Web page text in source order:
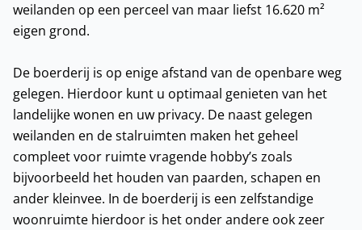
weilanden op een perceel van maar liefst 16.620 m²
eigen grond.
De boerderij is op enige afstand van de openbare weg
gelegen. Hierdoor kunt u optimaal genieten van het
landelijke wonen en uw privacy. De naast gelegen
weilanden en de stalruimten maken het geheel
compleet voor ruimte vragende hobby’s zoals
bijvoorbeeld het houden van paarden, schapen en
ander kleinvee. In de boerderij is een zelfstandige
woonruimte hierdoor is het onder andere ook zeer